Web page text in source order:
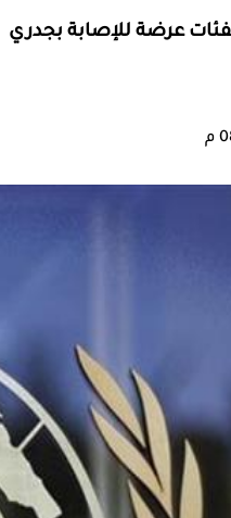
عرضة للإصابة بجدري
اليوم الخميس، عن أكثر